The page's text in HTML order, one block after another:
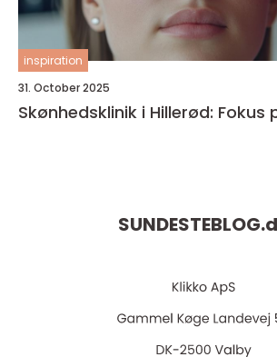
inspiration
31. October 2025
Skønhedsklinik i Hillerød: Fokus
SUNDESTEBLOG.